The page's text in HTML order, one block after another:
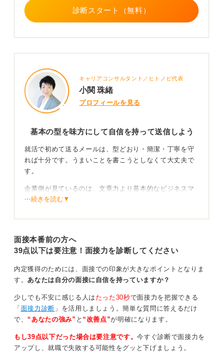
最初は誰でも緊張しますが、実際に何通か送ってみると
自然と慣れてくると思いますよ。
0
診断スタート（無料）
キャリアコンサルタント／ヒトノビ代表
小関 珠緒
プロフィールを見る
基本の型を味方にして自信を持って送信しよう
就活で初めて送るメールは、型どおり・簡潔・丁寧を守
れば十分です。うまいことを書こうとしなくて大丈夫で
す。
企業側が見ているのは、文章力より基本的なビジネスマ
ナーです。
（件名）用件が一目でわかるように
例：「会社説明会参加のお礼（〇〇大学・氏名）」「面
接日程のご連絡（氏名）」
（宛名）
例：「株式会社〇〇 人事部 〇〇様」
（名乗り＋用件）最初に要件を伝える
例：「〇〇大学〇年の〇〇と申します。本日は〜の件で
ご連絡しました。」
（本文）簡潔に事実＋感謝または依頼
例：「この度は、面接日程のご連絡をいただき、誠にあ
⋯続きを読む▼
面接本番前の方へ
39点以下は要注意！面接力を診断してください
内定獲得のためには、面接での印象が大きなポイントとなりま
す。あなたは自分の面接に自信を持っていますか？
少しでも不安に感じる人は たった30秒で面接力を把握できる
「 面接力診断 」を活用しましょう。簡単な質問に答えるだけ
で、 “あなたの強み” と “改善点”が明確になります。
もし39点以下だった場合は要注意です。今すぐ診断で面接力を
アップし、就職で失敗する可能性をグッと下げましょう。